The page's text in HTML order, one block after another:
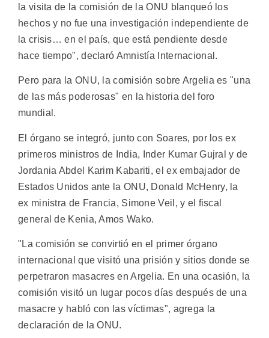
la visita de la comisión de la ONU blanqueó los
hechos y no fue una investigación independiente de
la crisis… en el país, que está pendiente desde
hace tiempo", declaró Amnistía Internacional.
Pero para la ONU, la comisión sobre Argelia es "una
de las más poderosas" en la historia del foro
mundial.
El órgano se integró, junto con Soares, por los ex
primeros ministros de India, Inder Kumar Gujral y de
Jordania Abdel Karim Kabariti, el ex embajador de
Estados Unidos ante la ONU, Donald McHenry, la
ex ministra de Francia, Simone Veil, y el fiscal
general de Kenia, Amos Wako.
"La comisión se convirtió en el primer órgano
internacional que visitó una prisión y sitios donde se
perpetraron masacres en Argelia. En una ocasión, la
comisión visitó un lugar pocos días después de una
masacre y habló con las víctimas", agrega la
declaración de la ONU.